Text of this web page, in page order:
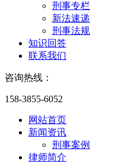
刑事专栏
新法速递
刑事法规
知识回答
联系我们
咨询热线：
158-3855-6052
网站首页
新闻资讯
刑事案例
律师简介